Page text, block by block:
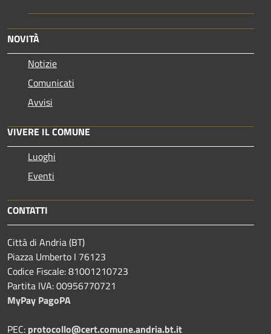
NOVITÀ
Notizie
Comunicati
Avvisi
VIVERE IL COMUNE
Luoghi
Eventi
CONTATTI
Città di Andria (BT)
Piazza Umberto I 76123
Codice Fiscale: 81001210723
Partita IVA: 00956770721
MyPay PagoPA
PEC: protocollo@cert.comune.andria.bt.it